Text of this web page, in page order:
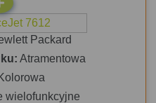
Packard
Atramentowa
Kolorowa
wielofunkcyjne